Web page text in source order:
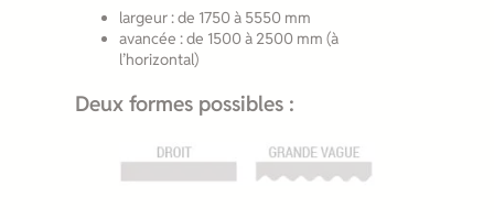
largeur : de 1750 à 5550 mm
avancée : de 1500 à 2500 mm (à
l’horizontal)
Deux formes possibles :